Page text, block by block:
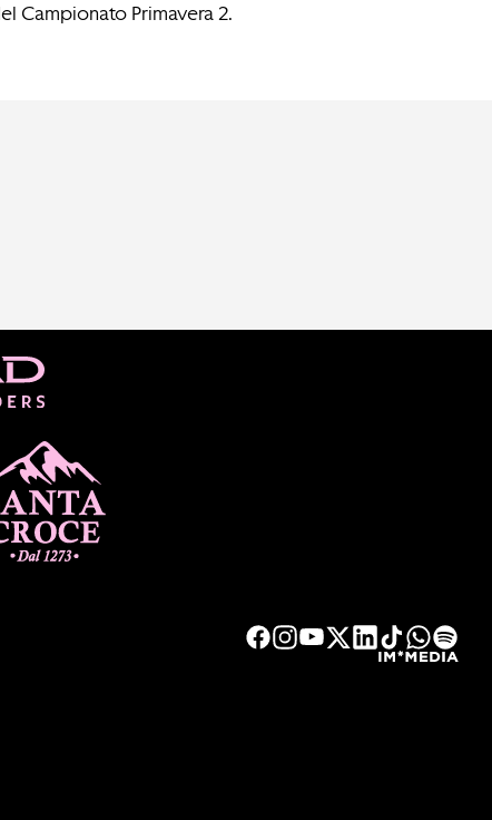
Campionato Primavera 2.